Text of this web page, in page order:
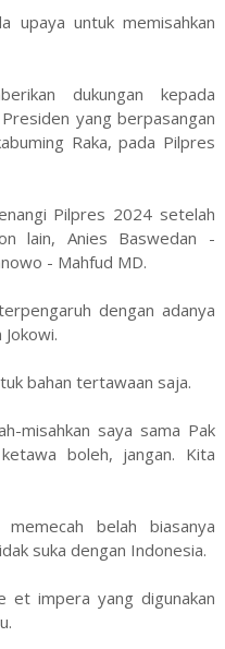
upaya untuk memisahkan
dukungan kepada
yang berpasangan
Raka, pada Pilpres
Pilpres 2024 setelah
lain, Anies Baswedan -
- Mahfud MD.
dengan adanya
bahan tertawaan saja.
misahkan saya sama Pak
boleh, jangan. Kita
belah biasanya
suka dengan Indonesia.
et impera yang digunakan